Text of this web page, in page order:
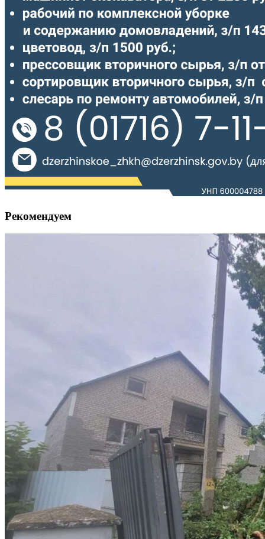
Рекомендуем